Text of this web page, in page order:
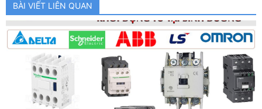
BÀI VIẾT LIÊN QUAN